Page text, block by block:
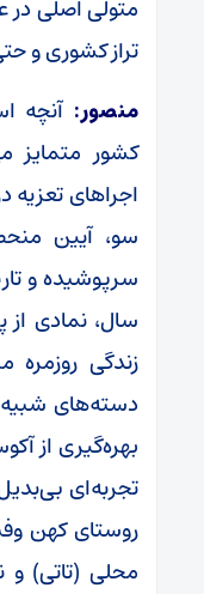
متولی اصلی در
تراز کشوری و
منصور: آنچه
کشور متمایز
اجراهای
سو، آیین
سال، نمادی
زندگی روزمره
دسته‌های
بهره‌گیری از
تجربه‌ای
روستای کهن
محلی (تاتی)